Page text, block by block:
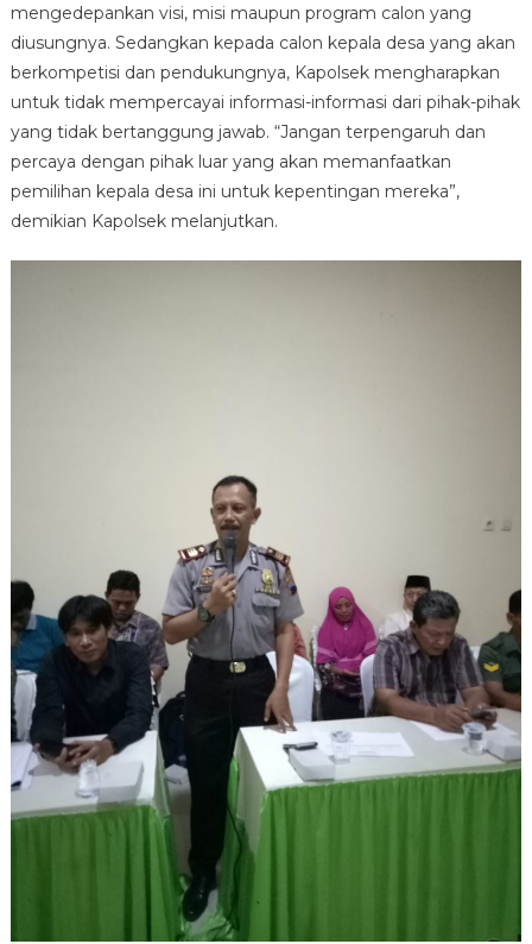
mengedepankan visi, misi maupun program calon yang
diusungnya. Sedangkan kepada calon kepala desa yang akan
berkompetisi dan pendukungnya, Kapolsek mengharapkan
untuk tidak mempercayai informasi-informasi dari pihak-pihak
yang tidak bertanggung jawab. “Jangan terpengaruh dan
percaya dengan pihak luar yang akan memanfaatkan
pemilihan kepala desa ini untuk kepentingan mereka”,
demikian Kapolsek melanjutkan.